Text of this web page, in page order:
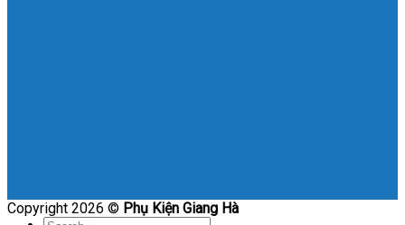
Copyright 2026 © Phụ Kiện Giang Hà